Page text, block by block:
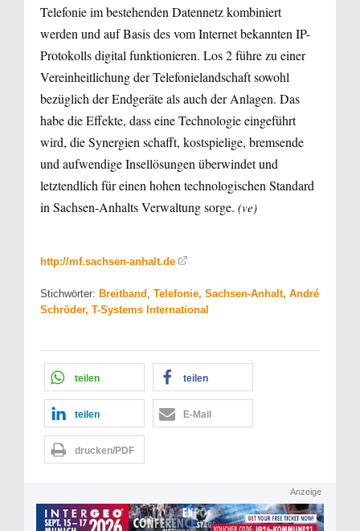
Telefonie im bestehenden Datennetz kombiniert
werden und auf Basis des vom Internet bekannten IP-
Protokolls digital funktionieren. Los 2 führe zu einer
Vereinheitlichung der Telefonielandschaft sowohl
bezüglich der Endgeräte als auch der Anlagen. Das
habe die Effekte, dass eine Technologie eingeführt
wird, die Synergien schafft, kostspielige, bremsende
und aufwendige Insellösungen überwindet und
letztendlich für einen hohen technologischen Standard
in Sachsen-Anhalts Verwaltung sorge. (ve)
http://mf.sachsen-anhalt.de
Stichwörter: Breitband , Telefonie, Sachsen-Anhalt, André
Schröder, T-Systems International
teilen teilen
teilen E-Mail
drucken/PDF
Anzeige